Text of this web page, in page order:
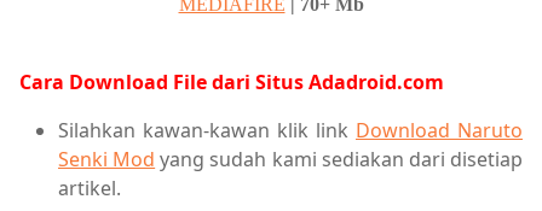
Cara Download File dari Situs Adadroid.com
Silahkan kawan-kawan klik link Download Naruto
Senki Mod yang sudah kami sediakan dari disetiap
artikel.